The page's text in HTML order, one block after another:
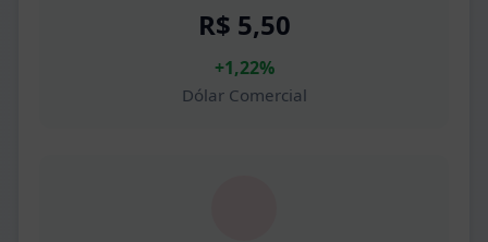
R$ 5,50
+1,22%
Dólar Comercial